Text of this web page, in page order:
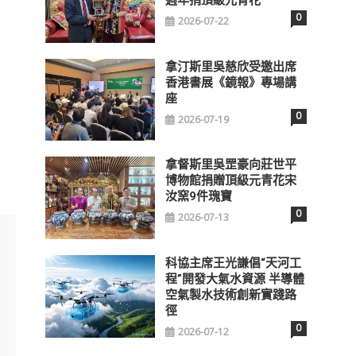
2026-07-22 0
拿汀斯里吳慈欣受邀出席
香港書展《鏡報》專場講
座
2026-07-19 0
拿督斯里吳罡豪向莊世平
博物館捐贈頂級元青花宋
汝窯9件瑰寶
2026-07-13 0
科協主席王光謙倡“天河工
程”開發大氣水資源 半導體
空氣製水技術創新實踐路
徑
2026-07-12 0